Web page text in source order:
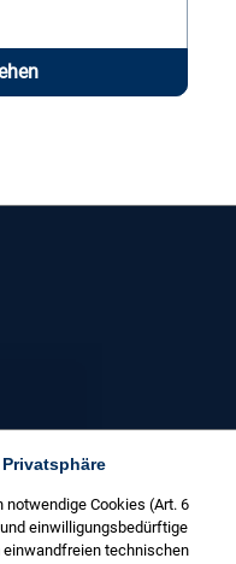
Cookies (Art. 6
einwilligungsbedürftige
einwandfreien technischen